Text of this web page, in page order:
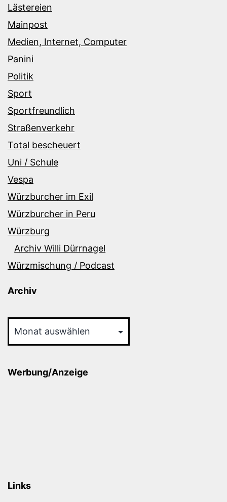
Lästereien
Mainpost
Medien, Internet, Computer
Panini
Politik
Sport
Sportfreundlich
Straßenverkehr
Total bescheuert
Uni / Schule
Vespa
Würzburcher im Exil
Würzburcher in Peru
Würzburg
Archiv Willi Dürrnagel
Würzmischung / Podcast
Archiv
Werbung/Anzeige
Links